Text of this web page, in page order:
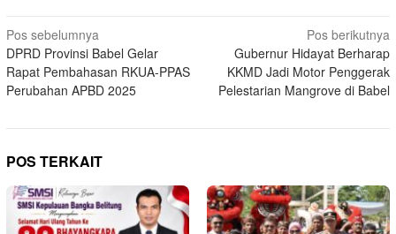
Navigasi
pos
Pos sebelumnya
DPRD Provinsi Babel Gelar
Rapat Pembahasan RKUA-PPAS
Perubahan APBD 2025
Pos berikutnya
Gubernur Hidayat Berharap
KKMD Jadi Motor Penggerak
Pelestarian Mangrove di Babel
POS TERKAIT